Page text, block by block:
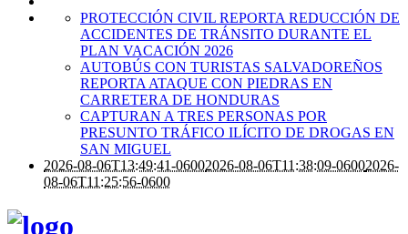
PROTECCIÓN CIVIL REPORTA REDUCCIÓN DE
ACCIDENTES DE TRÁNSITO DURANTE EL
PLAN VACACIÓN 2026
AUTOBÚS CON TURISTAS SALVADOREÑOS
REPORTA ATAQUE CON PIEDRAS EN
CARRETERA DE HONDURAS
CAPTURAN A TRES PERSONAS POR
PRESUNTO TRÁFICO ILÍCITO DE DROGAS EN
SAN MIGUEL
2026-08-06T13:49:41-06002026-08-06T11:38:09-06002026-
08-06T11:25:56-0600